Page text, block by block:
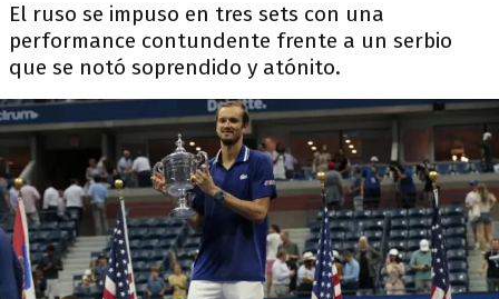
El ruso se impuso en tres sets con una
performance contundente frente a un serbio
que se notó soprendido y atónito.